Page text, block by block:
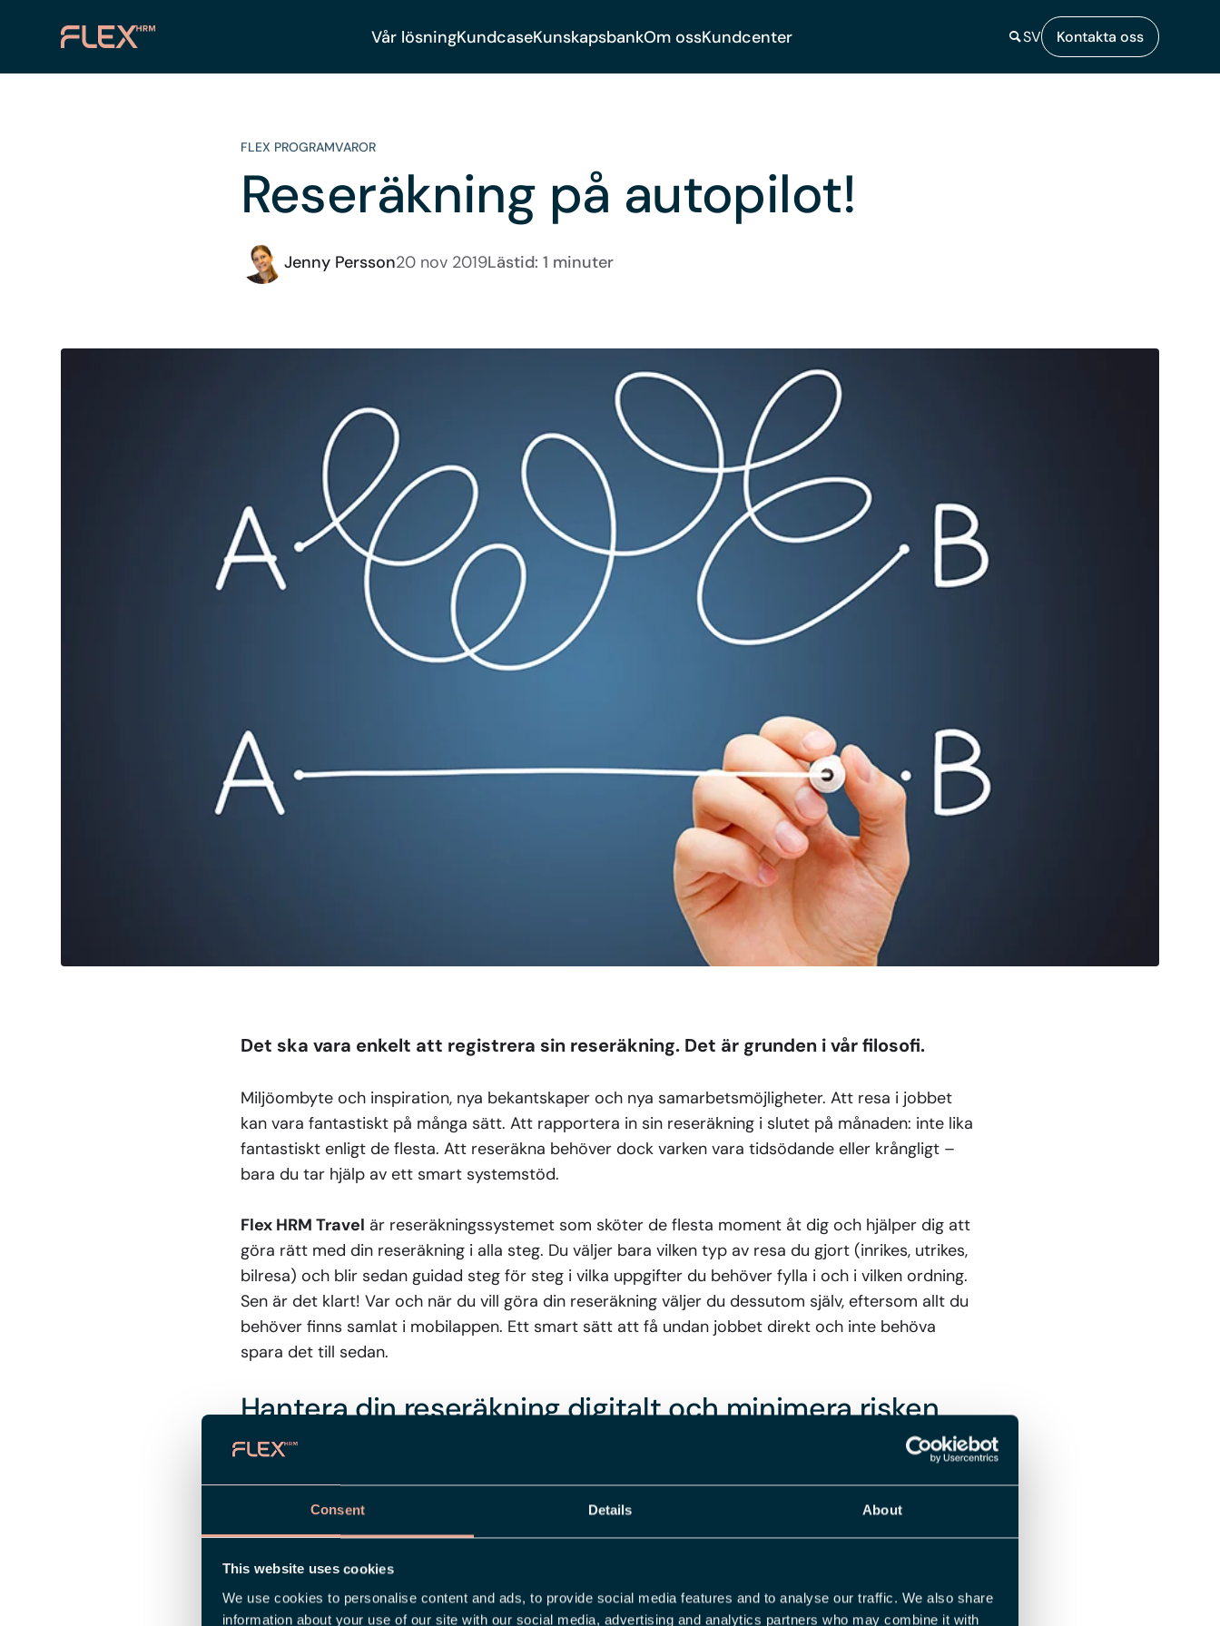
Consent Details About
This website uses cookies
We use cookies to personalise content and ads, to provide social media features and to analyse our traffic. We also share
information about your use of our site with our social media, advertising and analytics partners who may combine it with
Vår lösningKundcaseKunskapsbankOm ossKundcenter SV Kontakta oss
FLEX PROGRAMVAROR
Reseräkning på autopilot!
Jenny Persson20 nov 2019Lästid: 1 minuter
Det ska vara enkelt att registrera sin reseräkning. Det är grunden i vår filosofi.
Miljöombyte och inspiration, nya bekantskaper och nya samarbetsmöjligheter. Att resa i jobbet
kan vara fantastiskt på många sätt. Att rapportera in sin reseräkning i slutet på månaden: inte lika
fantastiskt enligt de flesta. Att reseräkna behöver dock varken vara tidsödande eller krångligt –
bara du tar hjälp av ett smart systemstöd.
Flex HRM Travel är reseräkningssystemet som sköter de flesta moment åt dig och hjälper dig att
göra rätt med din reseräkning i alla steg. Du väljer bara vilken typ av resa du gjort (inrikes, utrikes,
bilresa) och blir sedan guidad steg för steg i vilka uppgifter du behöver fylla i och i vilken ordning.
Sen är det klart! Var och när du vill göra din reseräkning väljer du dessutom själv, eftersom allt du
behöver finns samlat i mobilappen. Ett smart sätt att få undan jobbet direkt och inte behöva
spara det till sedan.
Hantera din reseräkning digitalt och minimera risken
för fel
Att ha ett modernt och användarvänligt reseräkningssystem innebär dessutom en trygghet både
för resenären och löneavdelningen. Den anställde kan vara trygg i att inga moment missas och
löneavdelningen kan se fram emot kompletta underlag i tid.
skulle skötas manuellt. Det blir också säkrare för dig som löneadministratör eftersom du slipper